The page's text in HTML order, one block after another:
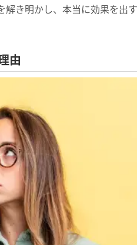
き明かし、本当に効果を出
由